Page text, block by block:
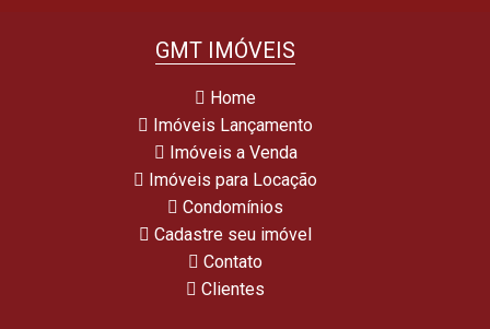
GMT IMÓVEIS
Home
Imóveis Lançamento
Imóveis a Venda
Imóveis para Locação
Condomínios
Cadastre seu imóvel
Contato
Clientes